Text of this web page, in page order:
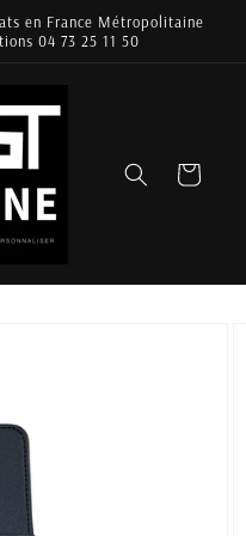
en France Métropolitaine
04 73 25 11 50
Panier